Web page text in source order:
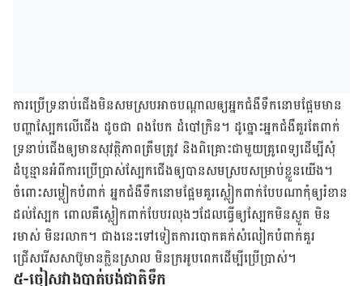
ការ​ប្រើ​ទ្រនាប់​ជើង​មិន​សមស្រប​អាច​បណ្ដាល​ឲ្យ​​អ្នក​ជំងឺ​ទឹកនោម​ផ្អែម​មាន​
បញ្ហា​ស្បែក​លើ​ជើង​ ដូចជា​ ពងបែក ដំបៅ​ក្រិន។​ ដូច្នោះ​អ្នក​ជំងឺ​គួរតែ​ពាក់​
ទ្រនាប់​ជើង​ឲ្យ​មាន​សុវត្ថិភាព​​ត្រឹម​ត្រូវ និង​ពិគ្រោះ​ជាមួយ​គ្រូពេទ្យ​ដើម្បី​សុំ​
ដំបូន្មាន​អំពី​ការ​ប្រើប្រាស់​ស្បែក​ជើង​ឲ្យ​​បាន​សមស្រប​សម្រាប់​ខ្លួន​យើង​។
ចំពោះ​សម្លៀកបំពាក់​ អ្នក​ជំងឺ​ទឹក​នោម​ផ្អែម​គួរ​ស្លៀកពាក់​បែប​ណា​កុំ​ឲ្យ​​រំខាន​
ដល់​ស្បែក​ ពោល​គឺ​ស្លៀកពាក់​បែប​រលុងៗ​ដែល​ធ្វើ​ឲ្យ​​ស្បែក​មិន​ស្ងួត​ មិន​
រមាស់​ មិន​រលាក។​ ជាង​នេះ​ទៅ​ទៀត​ការ​បោកគក់​សំលៀក​បំពាក់​គួរ​
ជ្រើសរើស​សាប៊ូ​មាន​ក្លិន​ស្រាល​ មិន​ក្រអូប​ពេក​ដើម្បី​ប្រើប្រាស់។​
៥-ចៀសវាងបាត់បង់ជាតិទឹក